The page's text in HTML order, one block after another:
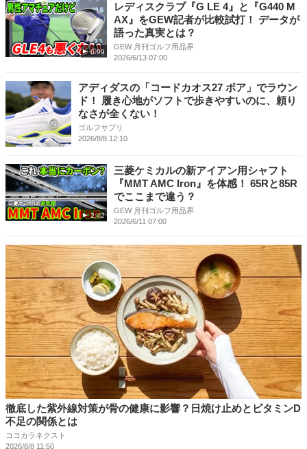
6:09
レディスクラブ『G LE 4』と『G440 M
AX』をGEW記者が比較試打！ データが
語った真実とは？
GEW 月刊ゴルフ用品界
2026/6/13 07:00
アディダスの「コードカオス27 ボア」でラウン
ド！ 履き心地がソフトで歩きやすいのに、頼り
なさが全くない！
ゴルフサプリ
2026/8/8 12:10
2:42
三菱ケミカルの新アイアン用シャフト
『MMT AMC Iron』を体感！ 65Rと85R
でここまで違う？
GEW 月刊ゴルフ用品界
2026/6/11 07:00
徹底した紫外線対策が骨の健康に影響？日焼け止めとビタミンD
不足の関係とは
ココカラネクスト
2026/8/8 11:50